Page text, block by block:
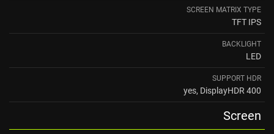
SCREEN MATRIX TYPE
TFT IPS
BACKLIGHT
LED
SUPPORT HDR
yes, DisplayHDR 400
Screen